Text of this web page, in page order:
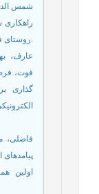
راهکاری
روستای فهلیان، مسکن و محیط روستا، شماره 131.
قوت،
گذاری
اولین